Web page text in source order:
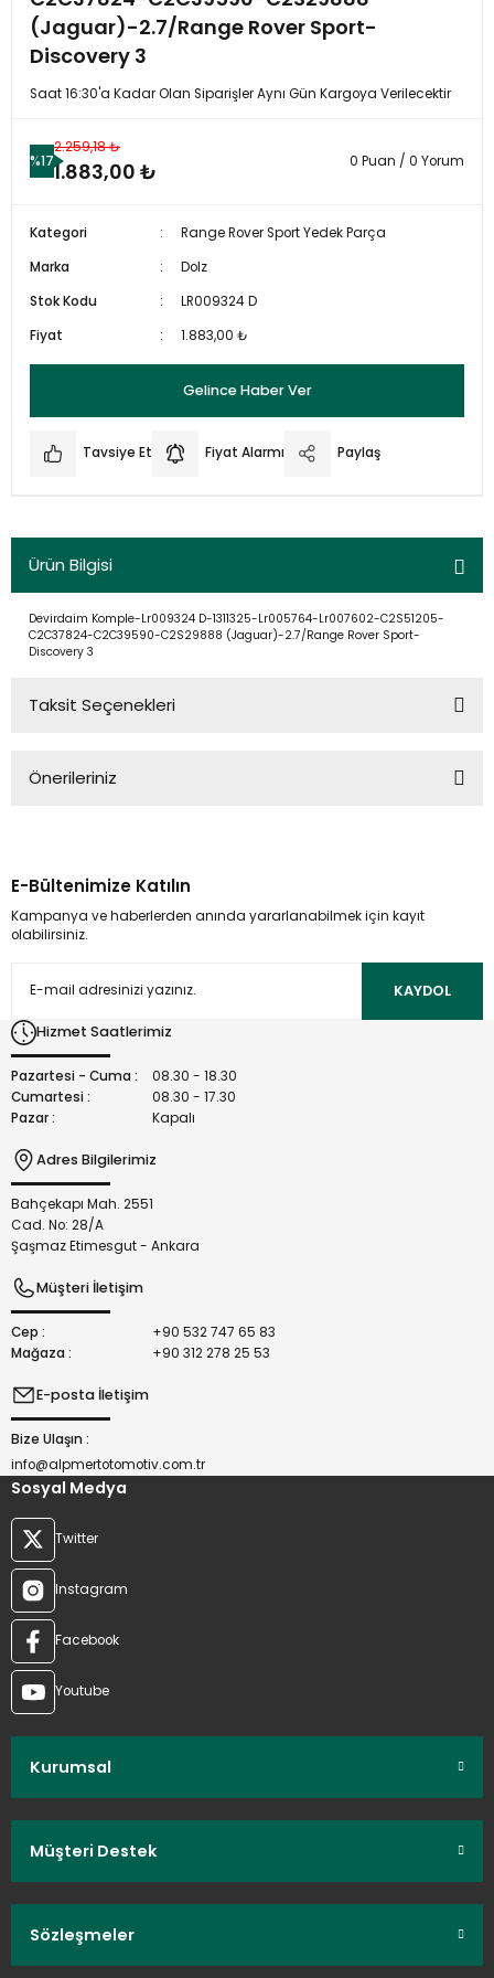
(Jaguar)-2.7/Range Rover Sport-
Discovery 3
Saat 16:30'a Kadar Olan Siparişler Aynı Gün Kargoya Verilecektir
%17
2.259,18 ₺
1.883,00 ₺ 0 Puan / 0 Yorum
Kategori
Range Rover Sport Yedek Parça
Marka
Dolz
Stok Kodu
LR009324 D
Fiyat
1.883,00 ₺
Gelince Haber Ver
Tavsiye Et Fiyat Alarmı Paylaş
Ürün Bilgisi
Devirdaim Komple-Lr009324 D-1311325-Lr005764-Lr007602-C2S51205-
C2C37824-C2C39590-C2S29888 (Jaguar)-2.7/Range Rover Sport-
Discovery 3
Taksit Seçenekleri
Önerileriniz
kullanarak tarafımıza iletebilirsiniz.
Görüş ve önerileriniz için teşekkür ederiz.
Ürün açıklamasında eksik bilgiler bulunuyor.
Bu ürüne benzer farklı alternatifler olmalı.
E-Bültenimize Katılın
Kampanya ve haberlerden anında yararlanabilmek için kayıt
olabilirsiniz.
KAYDOL
Hizmet Saatlerimiz
Pazartesi - Cuma :
08.30 - 18.30
Cumartesi :
08.30 - 17.30
Pazar :
Kapalı
Adres Bilgilerimiz
Bahçekapı Mah. 2551
Cad. No: 28/A
Şaşmaz Etimesgut - Ankara
Müşteri İletişim
Cep :
+90 532 747 65 83
Mağaza :
+90 312 278 25 53
E-posta İletişim
Bize Ulaşın :
info@alpmertotomotiv.com.tr
Sosyal Medya
Twitter
Instagram
Facebook
Youtube
Kurumsal
Müşteri Destek
Sözleşmeler